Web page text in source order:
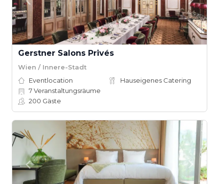
Gerstner Salons Privés
Wien / Innere-Stadt
Eventlocation
Hauseigenes Catering
7Veranstaltungsräume
200 Gäste